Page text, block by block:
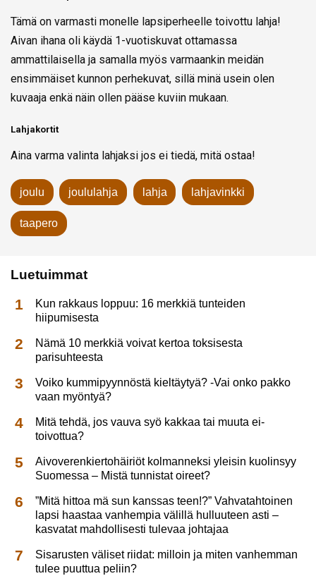
Tämä on varmasti monelle lapsiperheelle toivottu lahja!
Aivan ihana oli käydä 1-vuotiskuvat ottamassa
ammattilaisella ja samalla myös varmaankin meidän
ensimmäiset kunnon perhekuvat, sillä minä usein olen
kuvaaja enkä näin ollen pääse kuviin mukaan.
Lahjakortit
Aina varma valinta lahjaksi jos ei tiedä, mitä ostaa!
joulu joululahja lahja lahjavinkki
taapero
Luetuimmat
Kun rakkaus loppuu: 16 merkkiä tunteiden
hiipumisesta
Nämä 10 merkkiä voivat kertoa toksisesta
parisuhteesta
Voiko kummipyynnöstä kieltäytyä? -Vai onko pakko
vaan myöntyä?
Mitä tehdä, jos vauva syö kakkaa tai muuta ei-
toivottua?
Aivoverenkiertohäiriöt kolmanneksi yleisin kuolinsyy
Suomessa – Mistä tunnistat oireet?
”Mitä hittoa mä sun kanssas teen!?” Vahvatahtoinen
lapsi haastaa vanhempia välillä hulluuteen asti –
kasvatat mahdollisesti tulevaa johtajaa
Sisarusten väliset riidat: milloin ja miten vanhemman
tulee puuttua peliin?